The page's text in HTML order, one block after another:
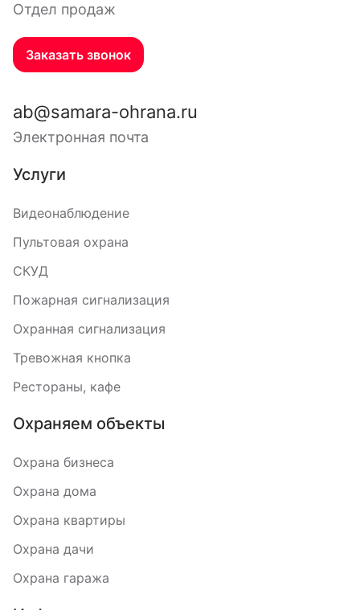
Отдел продаж
Заказать звонок
ab@samara-ohrana.ru
Электронная почта
Услуги
Видеонаблюдение
Пультовая охрана
СКУД
Пожарная сигнализация
Охранная сигнализация
Тревожная кнопка
Рестораны, кафе
Охраняем объекты
Охрана бизнеса
Охрана дома
Охрана квартиры
Охрана дачи
Охрана гаража